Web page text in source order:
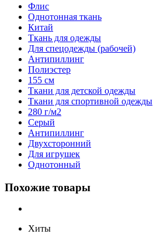
Флис
Однотонная ткань
Китай
Ткань для одежды
Для спецодежды (рабочей)
Антипиллинг
Полиэстер
155 см
Ткани для детской одежды
Ткани для спортивной одежды
280 г/м2
Серый
Антипиллинг
Двухсторонний
Для игрушек
Однотонный
Похожие товары
Хиты